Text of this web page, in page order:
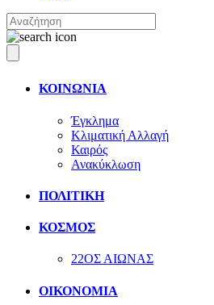
ΚΟΙΝΩΝΙΑ
Έγκλημα
Κλιματική Αλλαγή
Καιρός
Ανακύκλωση
ΠΟΛΙΤΙΚΗ
ΚΟΣΜΟΣ
22ΟΣ ΑΙΩΝΑΣ
ΟΙΚΟΝΟΜΙΑ